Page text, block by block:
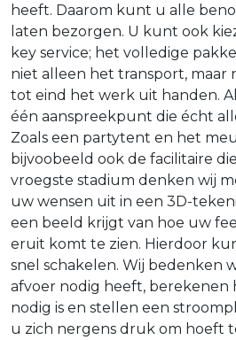
heeft. Daarom kunt u alle
laten bezorgen. U kunt ook
key service; het volledige
niet alleen het transport, maar
tot eind het werk uit handen.
één aanspreekpunt die écht
Zoals een partytent en het
bijvoobeeld ook de facilitaire
vroegste stadium denken wij
uw wensen uit in een 3D-
een beeld krijgt van hoe uw
eruit komt te zien. Hierdoor
snel schakelen. Wij bedenken
afvoer nodig heeft, berekenen
nodig is en stellen een
u zich nergens druk om hoeft